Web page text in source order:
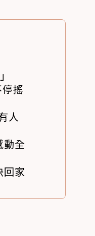
搖
人
動全
回家